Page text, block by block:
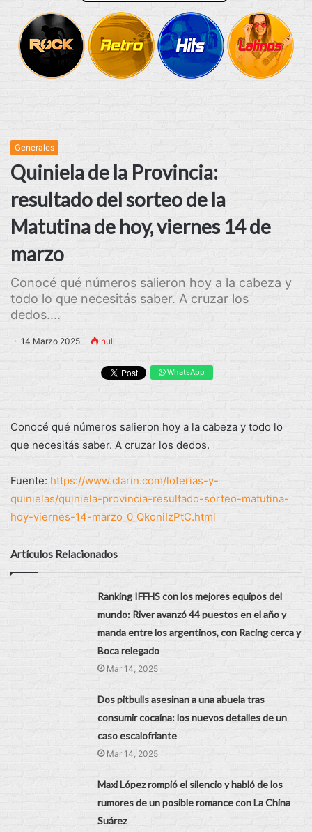
Generales
Quiniela de la Provincia:
resultado del sorteo de la
Matutina de hoy, viernes 14 de
marzo
Conocé qué números salieron hoy a la cabeza y
todo lo que necesitás saber. A cruzar los
dedos....
14 Marzo 2025 null
WhatsApp
Conocé qué números salieron hoy a la cabeza y todo lo
que necesitás saber. A cruzar los dedos.
Fuente: https://www.clarin.com/loterias-y-
quinielas/quiniela-provincia-resultado-sorteo-matutina-
hoy-viernes-14-marzo_0_QkoniIzPtC.html
Artículos Relacionados
Ranking IFFHS con los mejores equipos del
mundo: River avanzó 44 puestos en el año y
manda entre los argentinos, con Racing cerca y
Boca relegado
Mar 14, 2025
Dos pitbulls asesinan a una abuela tras
consumir cocaína: los nuevos detalles de un
caso escalofriante
Mar 14, 2025
Maxi López rompió el silencio y habló de los
rumores de un posible romance con La China
Suárez